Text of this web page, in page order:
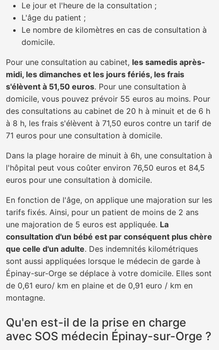
Le jour et l'heure de la consultation ;
L'âge du patient ;
Le nombre de kilomètres en cas de consultation à
domicile.
Pour une consultation au cabinet, les samedis après-
midi, les dimanches et les jours fériés, les frais
s'élèvent à 51,50 euros. Pour une consultation à
domicile, vous pouvez prévoir 55 euros au moins. Pour
des consultations au cabinet de 20 h à minuit et de 6 h
à 8 h, les frais s'élèvent à 71,50 euros contre un tarif de
71 euros pour une consultation à domicile.
Dans la plage horaire de minuit à 6h, une consultation à
l'hôpital peut vous coûter environ 76,50 euros et 84,5
euros pour une consultation à domicile.
En fonction de l'âge, on applique une majoration sur les
tarifs fixés. Ainsi, pour un patient de moins de 2 ans
une majoration de 5 euros est appliquée. La
consultation d'un bébé est par conséquent plus chère
que celle d'un adulte. Des indemnités kilométriques
sont aussi appliquées lorsque le médecin de garde à
Épinay-sur-Orge se déplace à votre domicile. Elles sont
de 0,61 euro/ km en plaine et de 0,91 euro / km en
montagne.
Qu'en est-il de la prise en charge
avec SOS médecin Épinay-sur-Orge ?